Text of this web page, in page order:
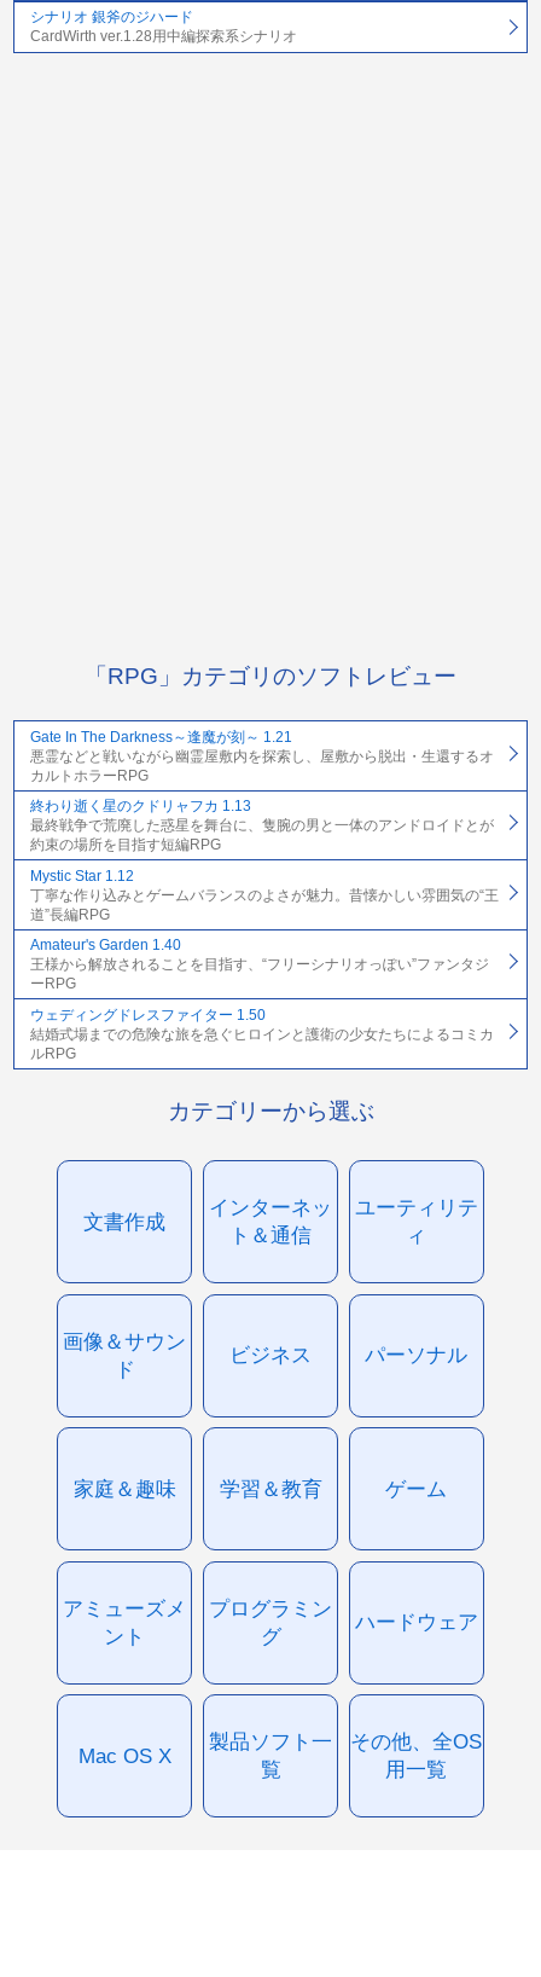
シナリオ 銀斧のジハード
CardWirth ver.1.28用中編探索系シナリオ
「RPG」カテゴリのソフトレビュー
Gate In The Darkness～逢魔が刻～ 1.21
悪霊などと戦いながら幽霊屋敷内を探索し、屋敷から脱出・生還するオ
カルトホラーRPG
終わり逝く星のクドリャフカ 1.13
最終戦争で荒廃した惑星を舞台に、隻腕の男と一体のアンドロイドとが
約束の場所を目指す短編RPG
Mystic Star 1.12
丁寧な作り込みとゲームバランスのよさが魅力。昔懐かしい雰囲気の“王
道”長編RPG
Amateur's Garden 1.40
王様から解放されることを目指す、“フリーシナリオっぽい”ファンタジ
ーRPG
ウェディングドレスファイター 1.50
結婚式場までの危険な旅を急ぐヒロインと護衛の少女たちによるコミカ
ルRPG
カテゴリーから選ぶ
文書作成
インターネッ
ト＆通信
ユーティリテ
ィ
画像＆サウン
ド
ビジネス パーソナル
家庭＆趣味 学習＆教育 ゲーム
アミューズメ
ント
プログラミン
グ
ハードウェア
Mac OS X
製品ソフト一
覧
その他、全OS
用一覧